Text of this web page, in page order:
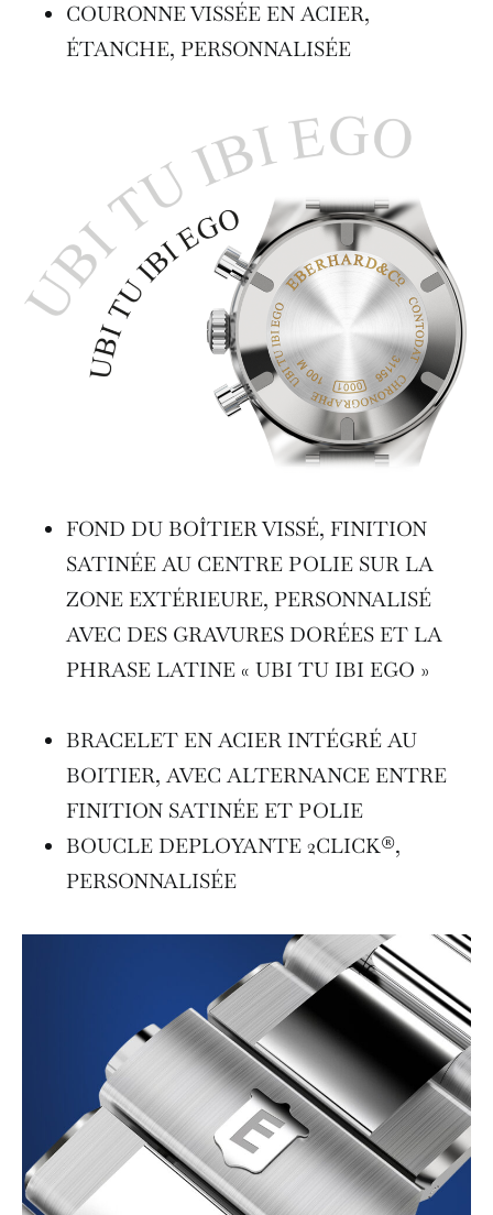
COURONNE VISSÉE EN ACIER,
ÉTANCHE, PERSONNALISÉE
FOND DU BOÎTIER VISSÉ, FINITION
SATINÉE AU CENTRE POLIE SUR LA
ZONE EXTÉRIEURE, PERSONNALISÉ
AVEC DES GRAVURES DORÉES ET LA
PHRASE LATINE « UBI TU IBI EGO »
BRACELET EN ACIER INTÉGRÉ AU
BOITIER, AVEC ALTERNANCE ENTRE
FINITION SATINÉE ET POLIE
BOUCLE DEPLOYANTE 2CLICK®,
PERSONNALISÉE